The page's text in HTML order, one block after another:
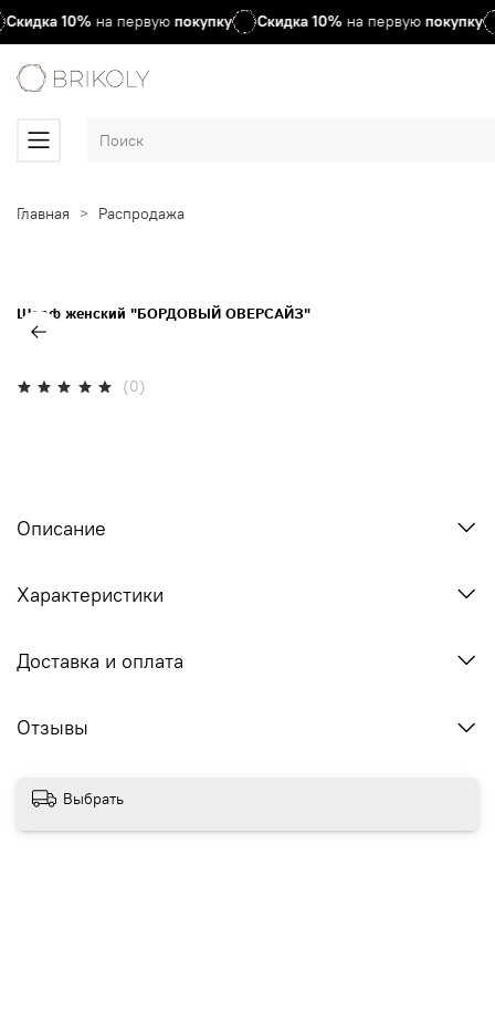
Скидка10%на первую покупку Скидка10%на первую покупку
Главная Распродажа
(0)
Шарф женский "БОРДОВЫЙ ОВЕРСАЙЗ"
Описание
Характеристики
Доставка и оплата
Отзывы
Выбрать